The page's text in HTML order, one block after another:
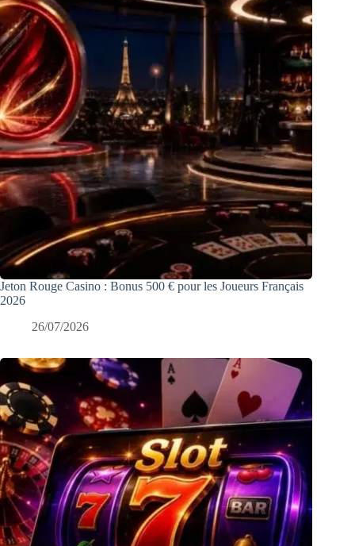
Jeton Rouge Casino : Bonus 500 € pour les Joueurs Français
2026
26/07/2026